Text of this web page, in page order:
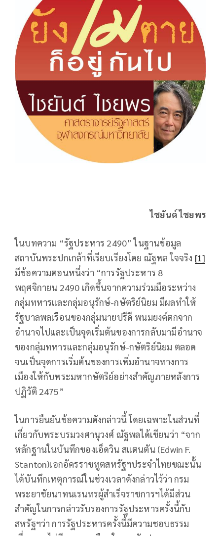
ไชยันต์ ไชยพร
ในบทความ “รัฐประหาร 2490” ในฐานข้อมูล
สถาบันพระปกเกล้าที่เรียบเรียงโดย ณัฐพล ใจจริง [1]
มีข้อความตอนหนี่งว่า “การรัฐประหาร 8
พฤศจิกายน 2490 เกิดขึ้นจากความร่วมมือระหว่าง
กลุ่มทหารและกลุ่มอนุรักษ์-กษัตริย์นิยม มีผลทำให้
รัฐบาลพลเรือนของกลุ่มนายปรีดี พนมยงค์ตกจาก
อำนาจไปและเป็นจุดเริ่มต้นของการกลับมามีอำนาจ
ของกลุ่มทหารและกลุ่มอนุรักษ์-กษัตริย์นิยม ตลอด
จนเป็นจุดการเริ่มต้นของการเพิ่มอำนาจทางการ
เมืองให้กับพระมหากษัตริย์อย่างสำคัญภายหลังการ
ปฏิวัติ 2475”
ในการยืนยันข้อความดังกล่าวนี้ โดยเฉพาะในส่วนที่
เกี่ยวกับพระบรมวงศานุวงศ์ ณัฐพลได้เขียนว่า “จาก
หลักฐานในบันทึกของเอ็ดวิน สแตนตัน (Edwin F.
Stanton)เอกอัครราชทูตสหรัฐฯประจำไทยขณะนั้น
ได้บันทึกเหตุการณ์ในช่วงเวลาดังกล่าวไว้ว่า กรม
พระยาชัยนาทนเรนทรผู้สำเร็จราชการฯได้มีส่วน
สำคัญในการกล่าวรับรองการรัฐประหารครั้งนี้กับ
สหรัฐฯว่า การรัฐประหารครั้งนี้มีความชอบธรรม